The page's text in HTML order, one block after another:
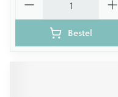
Bestel